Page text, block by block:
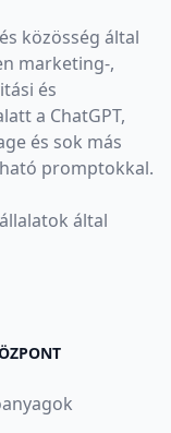
közösség által
marketing-,
és
a ChatGPT,
és sok más
promptokkal.
által